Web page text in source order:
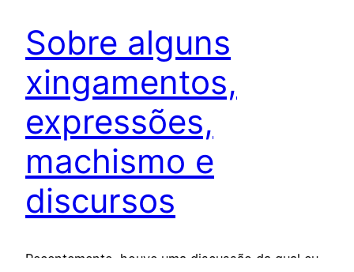
Sobre alguns
xingamentos,
expressões,
machismo e
discursos
Recentemente, houve uma discussão da qual eu